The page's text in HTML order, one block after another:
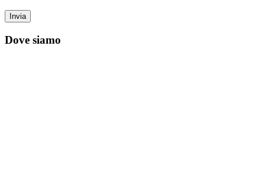
Dove siamo